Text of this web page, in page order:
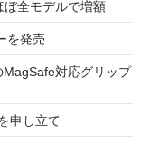
全モデルで増額
を発売
対応グリップ
申し立て